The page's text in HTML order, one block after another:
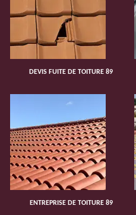
DEVIS FUITE DE TOITURE 89
ENTREPRISE DE TOITURE 89